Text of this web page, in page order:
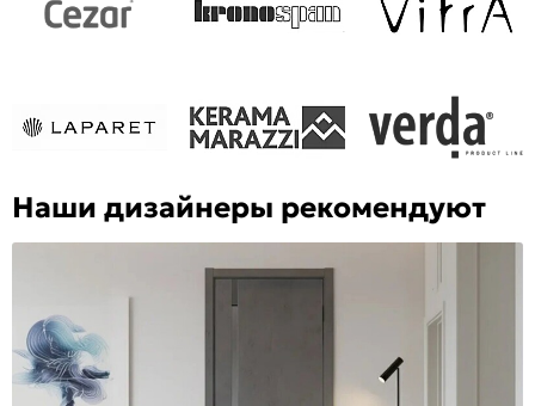
Наши дизайнеры рекомендуют